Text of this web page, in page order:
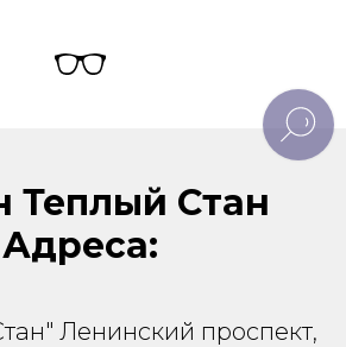
Теплый Стан
Адреса:
Ленинский проспект,